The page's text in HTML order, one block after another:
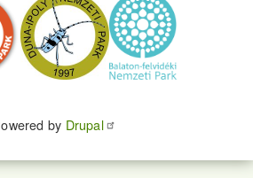
by Drupal